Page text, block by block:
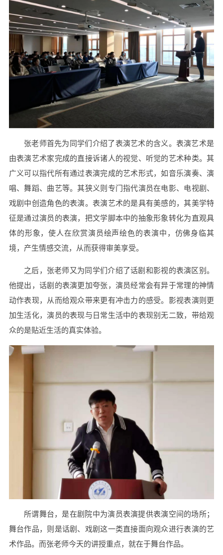
张老师首先为同学们介绍了表演艺术的含义。表演艺术是
由表演艺术家完成的直接诉诸人的视觉、听觉的艺术种类。其
广义可以指代所有通过表演完成的艺术形式，如音乐演奏、演
唱、舞蹈、曲艺等。其狭义则专门指代演员在电影、电视剧、
戏剧中创造角色的表演。表演艺术的是具有美感的，其美学特
征是通过演员的表演，把文学脚本中的抽象形象转化为直观具
体的形象，使人在欣赏演员绘声绘色的表演中，仿佛身临其
境，产生情感交流，从而获得审美享受。
之后，张老师又为同学们介绍了话剧和影视的表演区别。
他提出，话剧的表演更加夸张，演员经常会有异于常理的神情
动作表现，从而给观众带来更有冲击力的感受。影视表演则更
加生活化，演员的表现与日常生活中的表现别无二致，带给观
众的是贴近生活的真实体验。
所谓舞台，是在剧院中为演员表演提供表演空间的场所；
舞台作品，则是话剧、戏剧这一类直接面向观众进行表演的艺
术作品。而张老师今天的讲授重点，就在于舞台作品。